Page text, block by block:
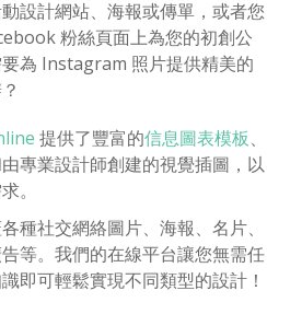
設計網站、海報或傳單，或者您
粉絲頁面上為您的初創公
為 Instagram 照片提供精美的
提供了豐富的信息圖表模板、
專業設計師創建的視覺插圖，以
。
種社交網絡圖片、海報、名片、
等。我們的在線平台讓您無需任
即可輕鬆實現不同類型的設計！